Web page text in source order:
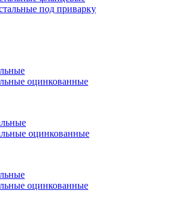
под приварку
оцинкованные
оцинкованные
оцинкованные